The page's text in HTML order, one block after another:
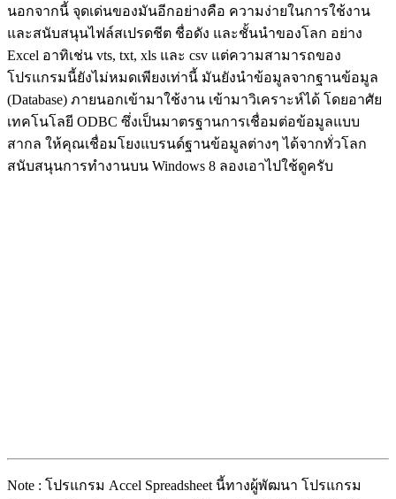
นอกจากนี้ จุดเด่นของมันอีกอย่างคือ ความง่ายในการใช้งาน
และสนับสนุนไฟล์สเปรดชีต ชื่อดัง และชั้นนำของโลก อย่าง
Excel อาทิเช่น vts, txt, xls และ csv แต่ความสามารถของ
โปรแกรมนี้ยังไม่หมดเพียงเท่านี้ มันยังนำข้อมูลจากฐานข้อมูล
(Database) ภายนอกเข้ามาใช้งาน เข้ามาวิเคราะห์ได้ โดยอาศัย
เทคโนโลยี ODBC ซึ่งเป็นมาตรฐานการเชื่อมต่อข้อมูลแบบ
สากล ให้คุณเชื่อมโยงแบรนด์ฐานข้อมูลต่างๆ ได้จากทั่วโลก
สนับสนุนการทำงานบน Windows 8 ลองเอาไปใช้ดูครับ
Note : โปรแกรม Accel Spreadsheet นี้ทางผู้พัฒนา โปรแกรม